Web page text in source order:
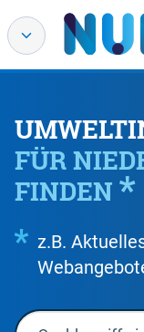
FÜR
FINDEN
z.B.